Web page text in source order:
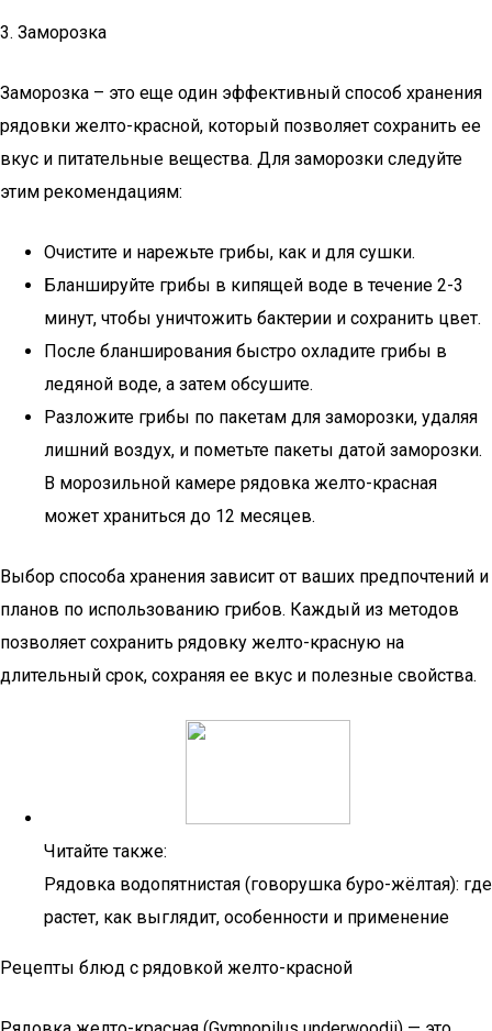
3. Заморозка
Заморозка – это еще один эффективный способ хранения
рядовки желто-красной, который позволяет сохранить ее
вкус и питательные вещества. Для заморозки следуйте
этим рекомендациям:
Очистите и нарежьте грибы, как и для сушки.
Бланшируйте грибы в кипящей воде в течение 2-3
минут, чтобы уничтожить бактерии и сохранить цвет.
После бланширования быстро охладите грибы в
ледяной воде, а затем обсушите.
Разложите грибы по пакетам для заморозки, удаляя
лишний воздух, и пометьте пакеты датой заморозки.
В морозильной камере рядовка желто-красная
может храниться до 12 месяцев.
Выбор способа хранения зависит от ваших предпочтений и
планов по использованию грибов. Каждый из методов
позволяет сохранить рядовку желто-красную на
длительный срок, сохраняя ее вкус и полезные свойства.
Читайте также:
Рядовка водопятнистая (говорушка буро-жёлтая): где
растет, как выглядит, особенности и применение
Рецепты блюд с рядовкой желто-красной